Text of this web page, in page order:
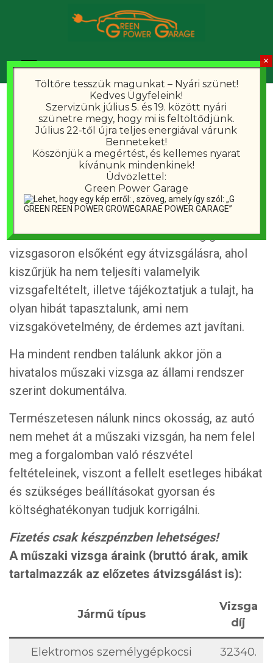
Műszaki vizsga – up to
date
Vállaljuk elektromos, plugin hibrid és hibrid
autók szakszerű vizsgáztatását.
Nálunk az autók kétszer mennek végig a
vizsgasoron elsőként egy átvizsgálásra, ahol
kiszűrjük ha nem teljesíti valamelyik
vizsgafeltételt, illetve tájékoztatjuk a tulajt, ha
olyan hibát tapasztalunk, ami nem
vizsgakövetelmény, de érdemes azt javítani.
Ha mindent rendben találunk akkor jön a
hivatalos műszaki vizsga az állami rendszer
szerint dokumentálva.
Természetesen nálunk nincs okosság, az autó
nem mehet át a műszaki vizsgán, ha nem felel
meg a forgalomban való részvétel
feltételeinek, viszont a fellelt esetleges hibákat
és szükséges beállításokat gyorsan és
költséghatékonyan tudjuk korrigálni.
Fizetés csak készpénzben lehetséges!
A műszaki vizsga áraink (bruttó árak, amik
tartalmazzák az előzetes átvizsgálást is):
Jármű típus
Vizsga
díj
Elektromos személygépkocsi
32340.
Töltőre tesszük magunkat – Nyári szünet!
Kedves Ügyfeleink!
Szervizünk július 5. és 19. között nyári
szünetre megy, hogy mi is feltöltődjünk.
Július 22-től újra teljes energiával várunk
Benneteket!
Köszönjük a megértést, és kellemes nyarat
kívánunk mindenkinek!
Üdvözlettel:
Green Power Garage